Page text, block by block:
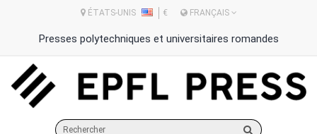
ÉTATS-UNIS € FRANÇAIS
Presses polytechniques et universitaires romandes